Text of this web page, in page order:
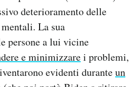
deterioramento delle
La sua
persone a lui vicine
e minimizzarei problemi,
evidenti duranteun